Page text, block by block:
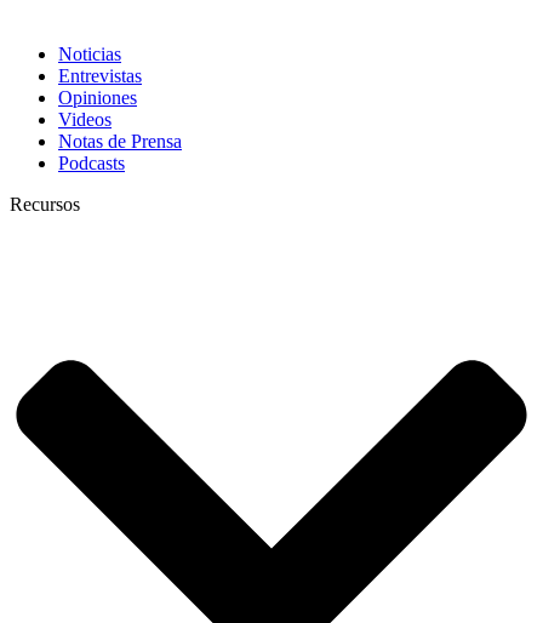
Noticias
Entrevistas
Opiniones
Videos
Notas de Prensa
Podcasts
Recursos